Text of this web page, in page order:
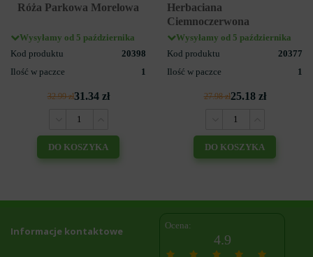
Róża Parkowa Morelowa
Wysyłamy od 5 października
Kod produktu
20398
Ilość w paczce
1
32.99 zł31.34 zł
DO KOSZYKA
Herbaciana
Ciemnoczerwona
Wysyłamy od 5 października
Kod produktu
20377
Ilość w paczce
1
27.98 zł25.18 zł
DO KOSZYKA
Informacje kontaktowe Ocena:
4.9